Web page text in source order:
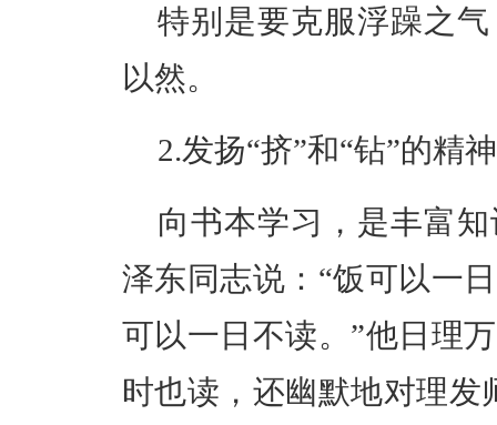
特别是要克服浮躁之
以然。
2.发扬“挤”和“钻”的精神
向书本学习，是丰富
泽东同志说：“饭可以一
可以一日不读。”他日理
时也读，还幽默地对理